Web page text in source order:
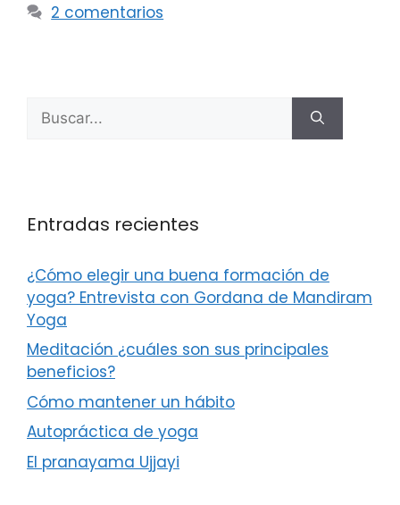
2 comentarios
Entradas recientes
¿Cómo elegir una buena formación de
yoga? Entrevista con Gordana de Mandiram
Yoga
Meditación ¿cuáles son sus principales
beneficios?
Cómo mantener un hábito
Autopráctica de yoga
El pranayama Ujjayi